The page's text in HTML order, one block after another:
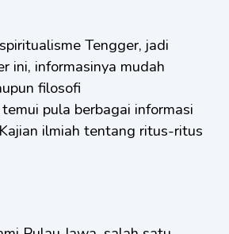
Tengger, jadi
ini, informasinya mudah
filosofi
pula berbagai informasi
ilmiah tentang ritus-ritus